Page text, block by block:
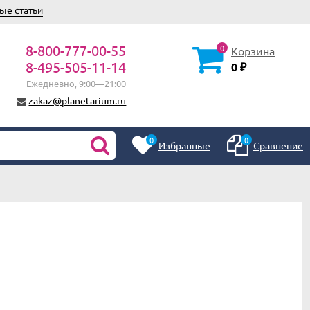
статьи
8-800-777-00-55
8-495-505-11-14
Ежедневно, 9:00—21:00
zakaz@planetarium.ru
0 Корзина
0 ₽
0 Избранные 0 Сравнение